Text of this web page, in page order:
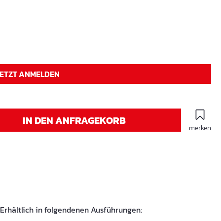
ANMELDEN
IN DEN ANFRAGEKORB
merken
in folgendenen Ausführungen: